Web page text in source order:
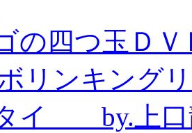
の四つ玉Ｄ
リンキング
イ by.上口